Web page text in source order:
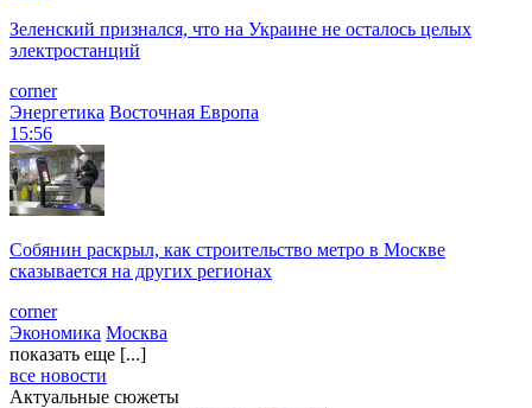
Зеленский признался, что на Украине не осталось целых
электростанций
corner
Энергетика Восточная Европа
15:56
Собянин раскрыл, как строительство метро в Москве
сказывается на других регионах
corner
Экономика Москва
показать еще [...]
все новости
Актуальные сюжеты